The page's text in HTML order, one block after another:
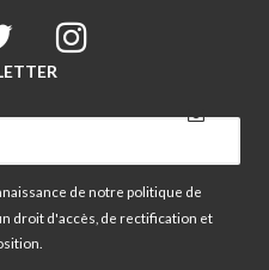
de notre politique de
droit d'accès, de rectification et